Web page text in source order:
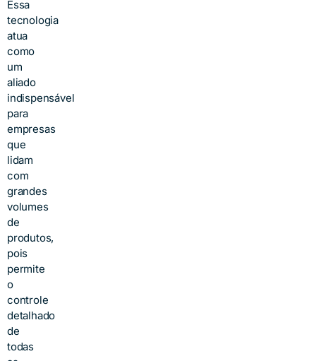
Essa
tecnologia
atua
como
um
aliado
indispensável
para
empresas
que
lidam
com
grandes
volumes
de
produtos,
pois
permite
o
controle
detalhado
de
todas